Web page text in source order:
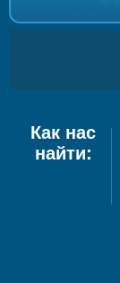
Как нас
найти: